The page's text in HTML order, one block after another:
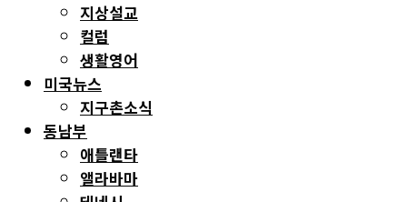
지상설교
컬럼
생활영어
미국뉴스
지구촌소식
동남부
애틀랜타
앨라바마